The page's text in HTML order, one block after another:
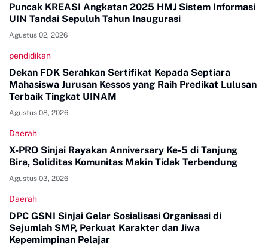
Puncak KREASI Angkatan 2025 HMJ Sistem Informasi
UIN Tandai Sepuluh Tahun Inaugurasi
Agustus 02, 2026
pendidikan
Dekan FDK Serahkan Sertifikat Kepada Septiara
Mahasiswa Jurusan Kessos yang Raih Predikat Lulusan
Terbaik Tingkat UINAM
Agustus 08, 2026
Daerah
X-PRO Sinjai Rayakan Anniversary Ke-5 di Tanjung
Bira, Soliditas Komunitas Makin Tidak Terbendung
Agustus 03, 2026
Daerah
DPC GSNI Sinjai Gelar Sosialisasi Organisasi di
Sejumlah SMP, Perkuat Karakter dan Jiwa
Kepemimpinan Pelajar